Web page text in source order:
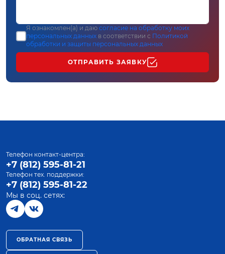
Я ознакомлен(а) и даю согласие на обработку моих
персональных данных в соответствии с Политикой
обработки и защиты персональных данных
ОТПРАВИТЬ ЗАЯВКУ
Телефон контакт-центра:
+7 (812) 595-81-21
Телефон тех. поддержки:
+7 (812) 595-81-22
Мы в соц. сетях:
ОБРАТНАЯ СВЯЗЬ